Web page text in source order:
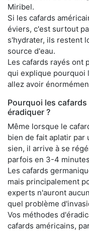
Miribel.
Si les cafards
éviers, c'est surtout
s'hydrater, ils restent
source d'eau.
Les cafards rayés ont
qui explique pourquoi
allez avoir
Pourquoi les
éradiquer ?
Même lorsque le
bien de fait aplatir par
sien, il arrive à se
parfois en 3-4
Les cafards
mais principalement
experts n'auront
quel problème
Vos méthodes
cafards américains,